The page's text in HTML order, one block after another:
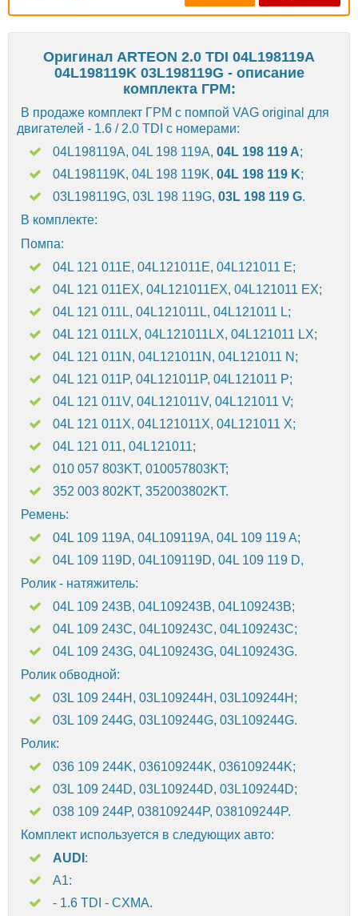
Оригинал ARTEON 2.0 TDI 04L198119A
04L198119K 03L198119G - описание
комплекта ГРМ:
В продаже комплект ГРМ с помпой VAG original для
двигателей - 1.6 / 2.0 TDI с номерами:
04L198119A, 04L 198 119A, 04L 198 119 A;
04L198119K, 04L 198 119K, 04L 198 119 K;
03L198119G, 03L 198 119G, 03L 198 119 G.
В комплекте:
Помпа:
04L 121 011E, 04L121011E, 04L121011 E;
04L 121 011EX, 04L121011EX, 04L121011 EX;
04L 121 011L, 04L121011L, 04L121011 L;
04L 121 011LX, 04L121011LX, 04L121011 LX;
04L 121 011N, 04L121011N, 04L121011 N;
04L 121 011P, 04L121011P, 04L121011 P;
04L 121 011V, 04L121011V, 04L121011 V;
04L 121 011X, 04L121011X, 04L121011 X;
04L 121 011, 04L121011;
010 057 803KT, 010057803KT;
352 003 802KT, 352003802KT.
Ремень:
04L 109 119A, 04L109119A, 04L 109 119 A;
04L 109 119D, 04L109119D, 04L 109 119 D,
Ролик - натяжитель:
04L 109 243B, 04L109243B, 04L109243B;
04L 109 243C, 04L109243C, 04L109243C;
04L 109 243G, 04L109243G, 04L109243G.
Ролик обводной:
03L 109 244H, 03L109244H, 03L109244H;
03L 109 244G, 03L109244G, 03L109244G.
Ролик:
036 109 244K, 036109244K, 036109244K;
03L 109 244D, 03L109244D, 03L109244D;
038 109 244P, 038109244P, 038109244P.
Комплект используется в следующих авто:
AUDI :
A1:
- 1.6 TDI - CXMA.